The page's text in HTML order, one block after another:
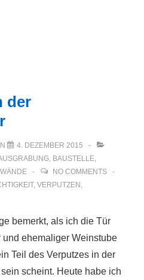
der
4. DEZEMBER 2015
, BAUSTELLE,
WÄNDE
NO COMMENTS
, VERPUTZEN ,
bemerkt, als ich die Tür
ehemaliger Weinstube
Teil des Verputzes in der
scheint. Heute habe ich